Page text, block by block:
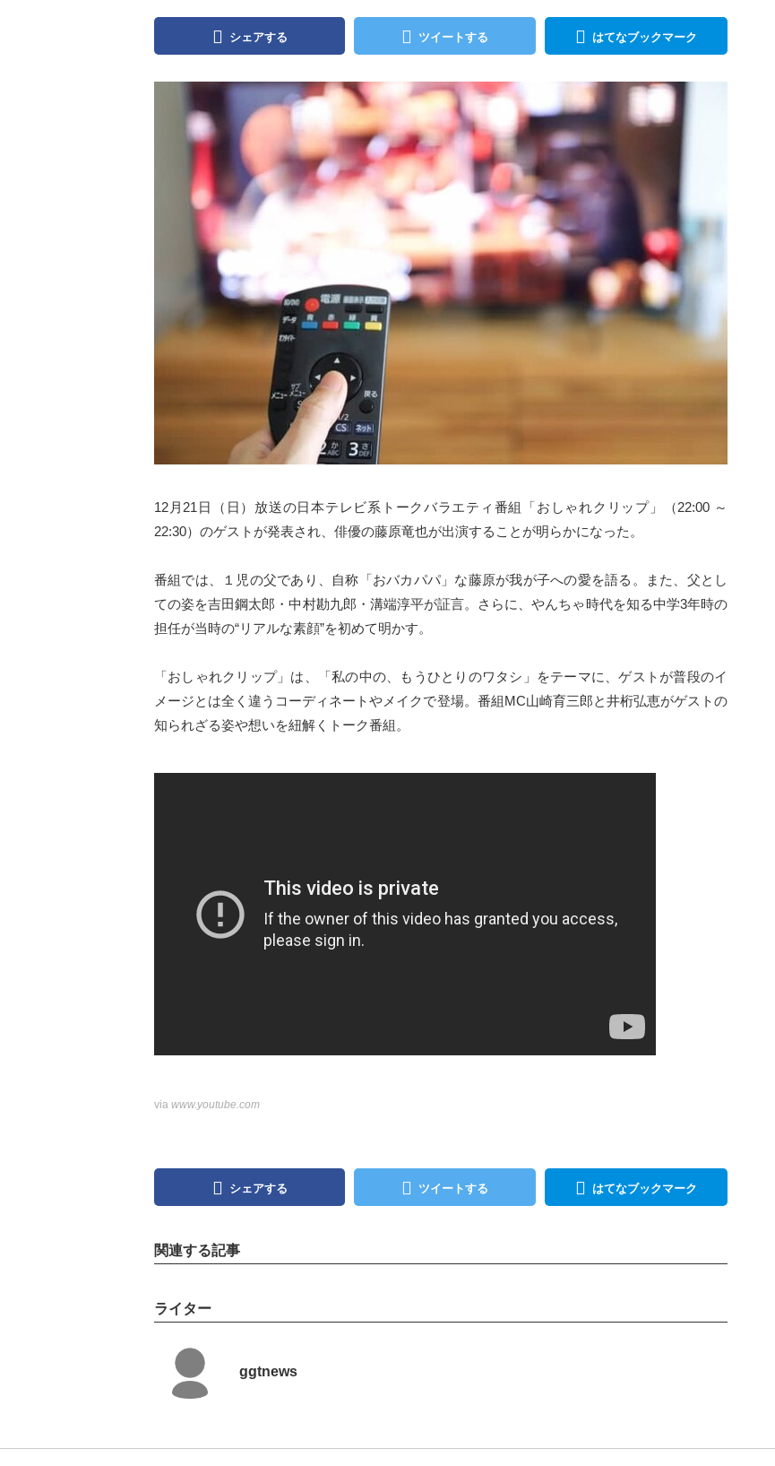
シェアする ツイートする はてなブックマーク
12月21日（日）放送の日本テレビ系トークバラエティ番組「おしゃれクリップ」（22:00 ～
22:30）のゲストが発表され、俳優の藤原竜也が出演することが明らかになった。
番組では、１児の父であり、自称「おバカパパ」な藤原が我が子への愛を語る。また、父とし
ての姿を吉田鋼太郎・中村勘九郎・溝端淳平が証言。さらに、やんちゃ時代を知る中学3年時の
担任が当時の“リアルな素顔”を初めて明かす。
「おしゃれクリップ」は、「私の中の、もうひとりのワタシ」をテーマに、ゲストが普段のイ
メージとは全く違うコーディネートやメイクで登場。番組MC山崎育三郎と井桁弘恵がゲストの
知られざる姿や想いを紐解くトーク番組。
via www.youtube.com
シェアする ツイートする はてなブックマーク
関連する記事
ライター
ggtnews
記事を読む